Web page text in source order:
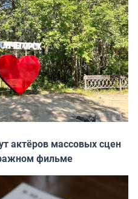
актёров массовых сцен
фильме